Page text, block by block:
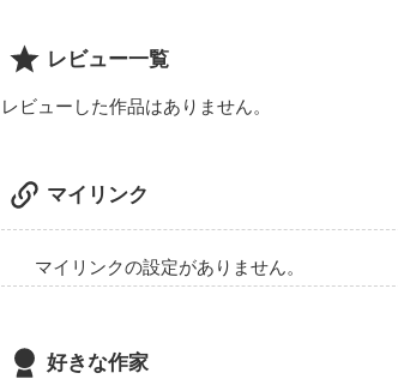
今も空を見上げれば声が聞こえるような気がし
でも、忘れてしまうことが本当は怖いよ。
...そんな世界が、私は今も大嫌いです。
レビュー一覧
レビューした作品はありません。
マイリンク
マイリンクの設定がありません。
好きな作家